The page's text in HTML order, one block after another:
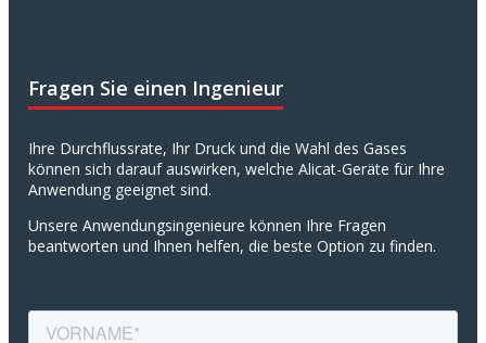
Fragen Sie einen Ingenieur
Ihre Durchflussrate, Ihr Druck und die Wahl des Gases
können sich darauf auswirken, welche Alicat-Geräte für Ihre
Anwendung geeignet sind.
Unsere Anwendungsingenieure können Ihre Fragen
beantworten und Ihnen helfen, die beste Option zu finden.